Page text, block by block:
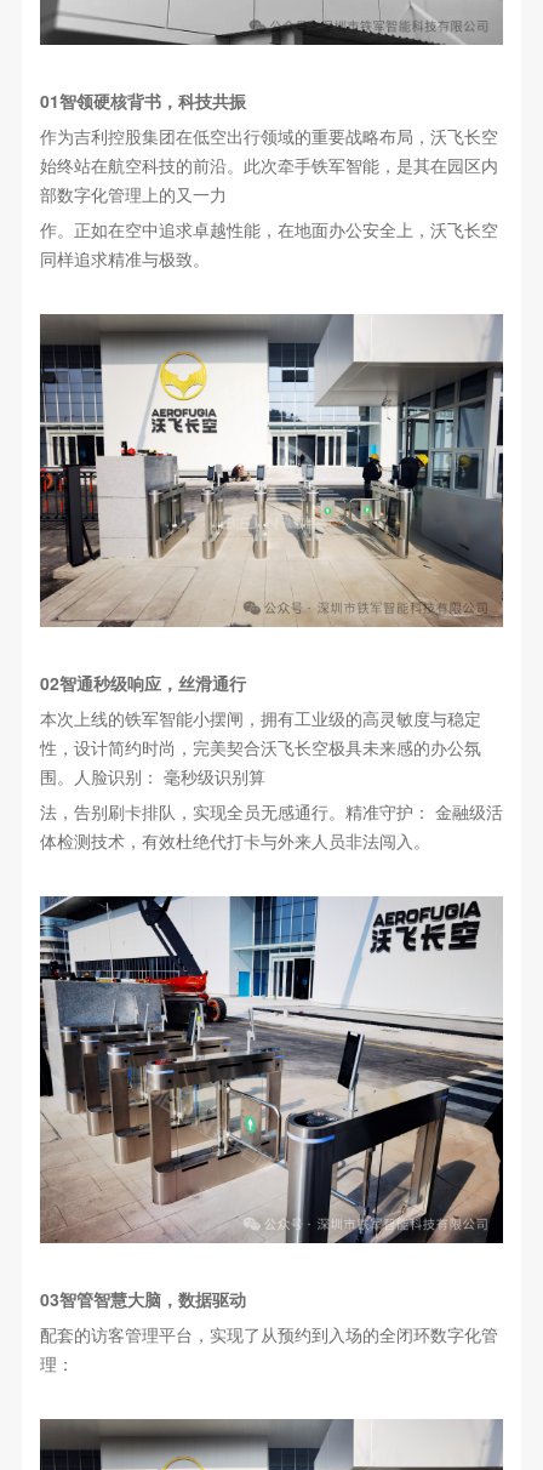
01智领硬核背书，科技共振
作为吉利控股集团在低空出行领域的重要战略布局，沃飞长空
始终站在航空科技的前沿。此次牵手铁军智能，是其在园区内
部数字化管理上的又一力
作。正如在空中追求卓越性能，在地面办公安全上，沃飞长空
同样追求精准与极致。
02智通秒级响应，丝滑通行
本次上线的铁军智能小摆闸，拥有工业级的高灵敏度与稳定
性，设计简约时尚，完美契合沃飞长空极具未来感的办公氛
围。人脸识别： 毫秒级识别算
法，告别刷卡排队，实现全员无感通行。精准守护： 金融级活
体检测技术，有效杜绝代打卡与外来人员非法闯入。
03智管智慧大脑，数据驱动
配套的访客管理平台，实现了从预约到入场的全闭环数字化管
理：